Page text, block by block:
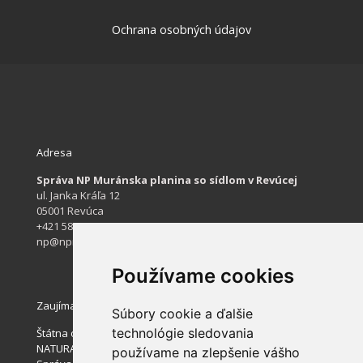
Používame cookies
Súbory cookie a ďalšie
technológie sledovania
používame na zlepšenie vášho
Ochrana osobných údajov
Adresa
Správa NP Muránska planina so sídlom v Revúcej
ul. Janka Kráľa 12
05001 Revúca
+421 584 422 061
np@npmuranskaplanina.sk
Zaujímavé stránky
Štátna ochrana prírody SR
NATURA 2000